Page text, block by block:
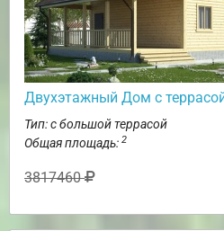
Двухэтажный Дом с
Тип: с большой террасой
Общая площадь: 2
3817460